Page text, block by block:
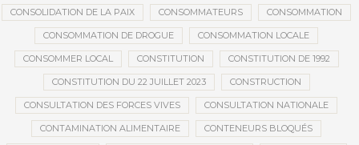
CONSOLIDATION DE LA PAIX CONSOMMATEURS CONSOMMATION
CONSOMMATION DE DROGUE CONSOMMATION LOCALE
CONSOMMER LOCAL CONSTITUTION CONSTITUTION DE 1992
CONSTITUTION DU 22 JUILLET 2023 CONSTRUCTION
CONSULTATION DES FORCES VIVES CONSULTATION NATIONALE
CONTAMINATION ALIMENTAIRE CONTENEURS BLOQUÉS